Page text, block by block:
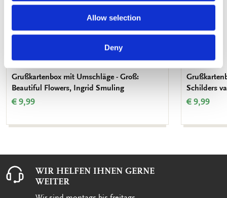
Allow selection
Deny
Grußkartenbox mit Umschläge - Groß:
Beautiful Flowers, Ingrid Smuling
€ 9,99
Schilders
€ 9,99
WIR HELFEN IHNEN GERNE
WEITER